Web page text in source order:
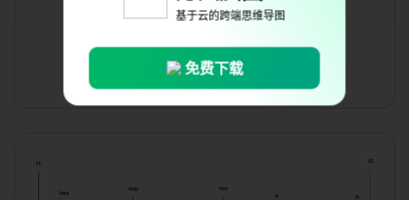
机械图路线图
基于云的跨端思维导图
免费下载